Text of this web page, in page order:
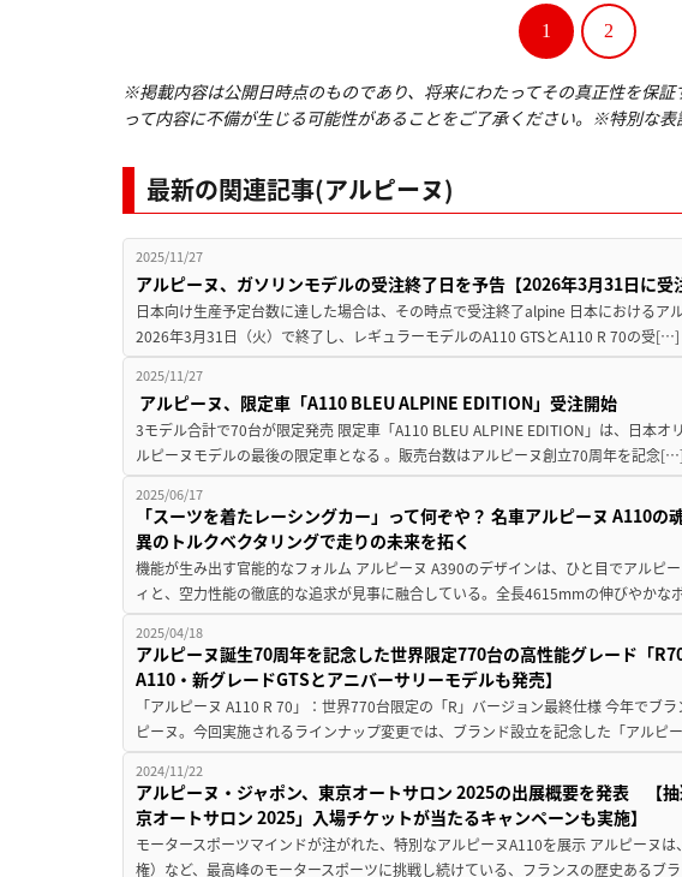
1 2
※掲載内容は公開日時点のものであり、将来にわたってその真正性を保
って内容に不備が生じる可能性があることをご了承ください。※特別な表
最新の関連記事(アルピーヌ)
2025/11/27
アルピーヌ、ガソリンモデルの受注終了日を予告【2026年3月31日に受
日本向け生産予定台数に達した場合は、その時点で受注終了alpine 日本におけるア
2026年3月31日（火）で終了し、レギュラーモデルのA110 GTSとA110 R 70の受[…]
2025/11/27
アルピーヌ、限定車「A110 BLEU ALPINE EDITION」受注開始
3モデル合計で70台が限定発売 限定車「A110 BLEU ALPINE EDITION」は、日本オ
ルピーヌモデルの最後の限定車となる 。販売台数はアルピーヌ創立70周年を記念[…]
2025/06/17
「スーツを着たレーシングカー」って何ぞや？ 名車アルピーヌ A110の
異のトルクベクタリングで走りの未来を拓く
機能が生み出す官能的なフォルム アルピーヌ A390のデザインは、ひと目でアルピ
ィと、空力性能の徹底的な追求が見事に融合している。全長4615mmの伸びやかな
2025/04/18
アルピーヌ誕生70周年を記念した世界限定770台の高性能グレード「
A110・新グレードGTSとアニバーサリーモデルも発売】
「アルピーヌ A110 R 70」：世界770台限定の「R」バージョン最終仕様 今年でブ
ピーヌ。今回実施されるラインナップ変更では、ブランド設立を記念した「アルピ
2024/11/22
アルピーヌ・ジャポン、東京オートサロン 2025の出展概要を発表 【
京オートサロン 2025」入場チケットが当たるキャンペーンも実施】
モータースポーツマインドが注がれた、特別なアルピーヌA110を展示 アルピーヌ
権）など、最高峰のモータースポーツに挑戦し続けている、フランスの歴史あるブ